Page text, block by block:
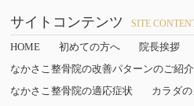
サイトコンテンツ SITE
HOME 初めての方へ 院長挨拶
なかさこ整骨院の改善パターンのご紹介
なかさこ整骨院の適応症状
カラダ